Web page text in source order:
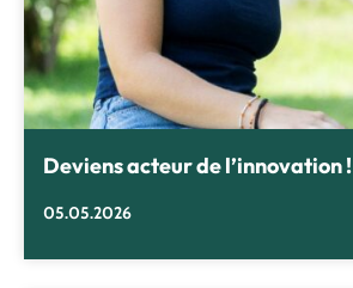
Deviens acteur de l’innovation !
05.05.2026